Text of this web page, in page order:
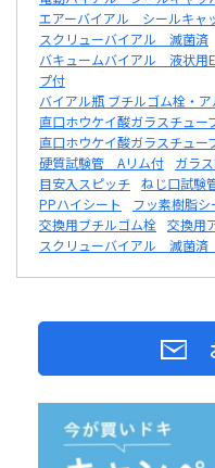
エアーバイアル シールキャ
スクリューバイアル 滅菌済
バキュームバイアル 液状用
プ付
バイアル瓶 ブチルゴム栓・
直口ホウケイ酸ガラスチュ
直口ホウケイ酸ガラスチュー
硬質試験管 Aリム付
ガラ
目安入スピッチ ねじ口試験
PPハイシート
フッ素樹脂シ
交換用ブチルゴム栓 交換用
スクリューバイアル 滅菌